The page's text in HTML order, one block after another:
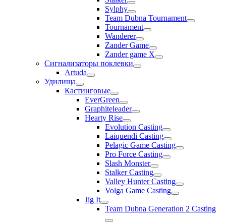
Sylphy
Team Dubna Tournament
Tournament
Wanderer
Zander Game
Zander game X
Сигнализаторы поклевки
Artuda
Удилища
Кастинговые
EverGreen
Graphiteleader
Hearty Rise
Evolution Casting
Laiquendi Casting
Pelagic Game Casting
Pro Force Casting
Slash Monster
Stalker Casting
Valley Hunter Casting
Volga Game Casting
Jig It
Team Dubna Generation 2 Casting